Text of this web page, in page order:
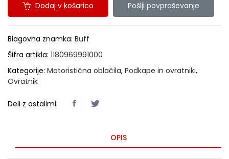
Dodaj v košarico Pošlji povpraševanje
Blagovna znamka: Buff
Šifra artikla: 1180969991000
Kategorije: Motoristična oblačila, Podkape in ovratniki,
Ovratnik
Deli z ostalimi:
OPIS